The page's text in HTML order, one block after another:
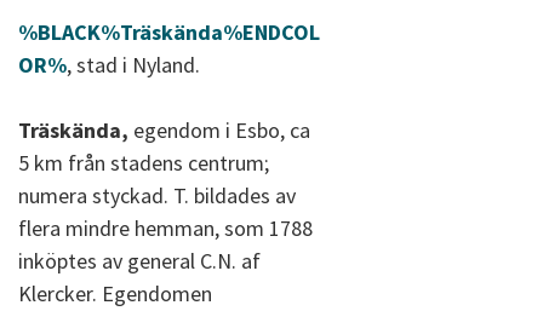
%BLACK%Träskända%ENDCOL
OR%, stad i Nyland.
Träskända, egendom i Esbo, ca
5 km från stadens centrum;
numera styckad. T. bildades av
flera mindre hemman, som 1788
inköptes av general C.N. af
Klercker. Egendomen